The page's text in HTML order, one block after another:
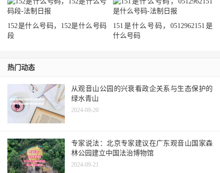
152是什么号码，152是什么号码
段
151是什么号码，0512962151是
什么号码
热门动态
从观音山公园的兴衰看政企关系与生态保护的
绿水青山
2024-09-20
专家说法：北京专家建议在广东观音山国家森
林公园建立中国法治博物馆
2024-09-21